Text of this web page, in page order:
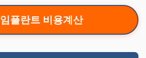
임플란트 비용계산